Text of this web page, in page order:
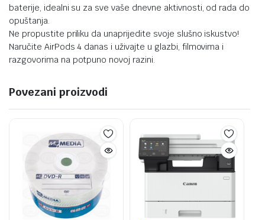
baterije, idealni su za sve vaše dnevne aktivnosti, od rada do
opuštanja.
Ne propustite priliku da unaprijedite svoje slušno iskustvo!
Naručite AirPods 4 danas i uživajte u glazbi, filmovima i
razgovorima na potpuno novoj razini.
Povezani proizvodi